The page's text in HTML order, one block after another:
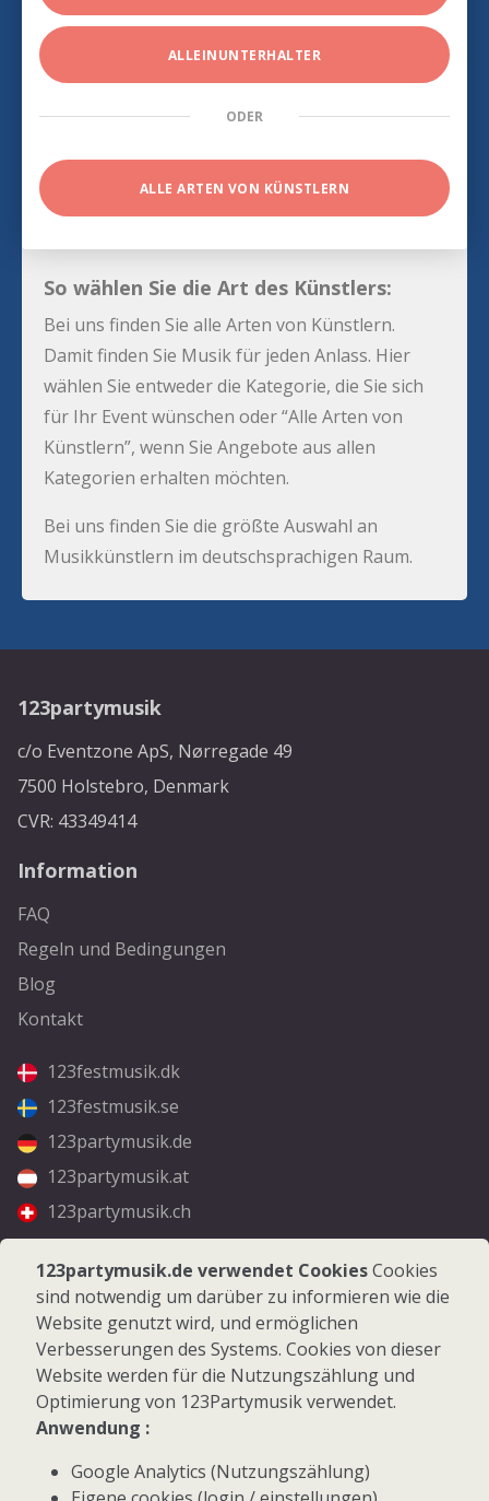
ALLEINUNTERHALTER
ODER
ALLE ARTEN VON KÜNSTLERN
So wählen Sie die Art des Künstlers:
Bei uns finden Sie alle Arten von Künstlern.
Damit finden Sie Musik für jeden Anlass. Hier
wählen Sie entweder die Kategorie, die Sie sich
für Ihr Event wünschen oder “Alle Arten von
Künstlern”, wenn Sie Angebote aus allen
Kategorien erhalten möchten.
Bei uns finden Sie die größte Auswahl an
Musikkünstlern im deutschsprachigen Raum.
123partymusik
c/o Eventzone ApS, Nørregade 49
7500 Holstebro, Denmark
CVR: 43349414
Information
FAQ
Regeln und Bedingungen
Blog
Kontakt
123festmusik.dk
123festmusik.se
123partymusik.de
123partymusik.at
123partymusik.ch
Folgen Sie uns
Facebook
Instagram
© 2026 123Partymusik.de - Alle Rechte vorbehalten
123partymusik.de verwendet CookiesCookies
sind notwendig um darüber zu informieren wie die
Website genutzt wird, und ermöglichen
Verbesserungen des Systems. Cookies von dieser
Website werden für die Nutzungszählung und
Optimierung von 123Partymusik verwendet.
Anwendung :
Google Analytics (Nutzungszählung)